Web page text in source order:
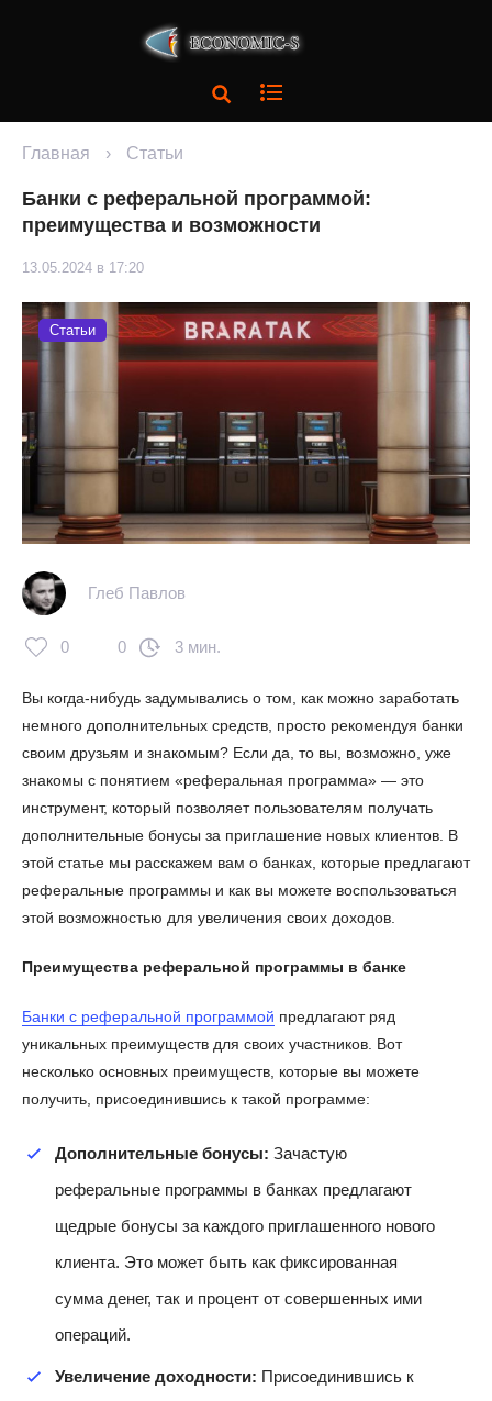
Главная › Статьи
Банки с реферальной программой:
преимущества и возможности
13.05.2024 в 17:20
Статьи
Глеб Павлов
0 0 3 мин.
Вы когда-нибудь задумывались о том, как можно заработать
немного дополнительных средств, просто рекомендуя банки
своим друзьям и знакомым? Если да, то вы, возможно, уже
знакомы с понятием «реферальная программа» — это
инструмент, который позволяет пользователям получать
дополнительные бонусы за приглашение новых клиентов. В
этой статье мы расскажем вам о банках, которые предлагают
реферальные программы и как вы можете воспользоваться
этой возможностью для увеличения своих доходов.
Преимущества реферальной программы в банке
Банки с реферальной программой предлагают ряд
уникальных преимуществ для своих участников. Вот
несколько основных преимуществ, которые вы можете
получить, присоединившись к такой программе:
Дополнительные бонусы: Зачастую
реферальные программы в банках предлагают
щедрые бонусы за каждого приглашенного нового
клиента. Это может быть как фиксированная
сумма денег, так и процент от совершенных ими
операций.
Увеличение доходности: Присоединившись к